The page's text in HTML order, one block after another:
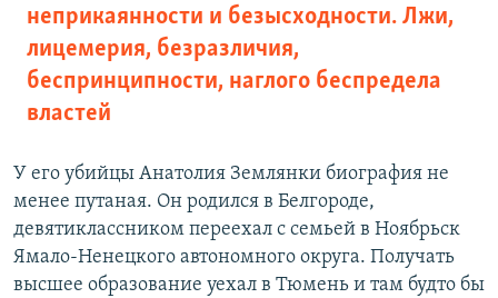
неприкаянности и безысходности. Лжи,
лицемерия, безразличия,
беспринципности, наглого беспредела
властей
У его убийцы Анатолия Землянки биография не
менее путаная. Он родился в Белгороде,
девятиклассником переехал с семьей в Ноябрьск
Ямало-Ненецкого автономного округа. Получать
высшее образование уехал в Тюмень и там будто бы